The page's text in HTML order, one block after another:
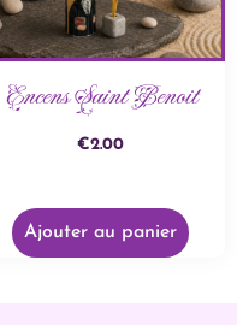
Encens Saint Benoit
€2.00
Ajouter au panier